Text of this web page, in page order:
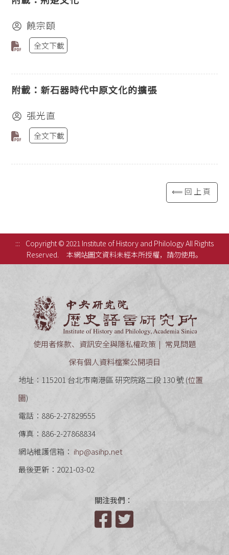
饒宗頤
全文下載
附載：新石器時代中原文化的擴張
張光直
全文下載
⟸回上頁
:::
Copyright © 2021 Institute of History and Philology All Rights
Reserved.
本網站圖文資料未經本所授權，請勿使用。
使用者條款、資訊安全與隱私權政策
常見問題
保有個人資料檔案公開項目
地址：115201 台北市南港區 研究院路二段 130 號 (位置
圖)
電話：886-2-27829555
傳真：886-2-27868834
網站維護信箱： ihp@asihp.net
最後更新：2021-03-02
關注我們：
Facebook